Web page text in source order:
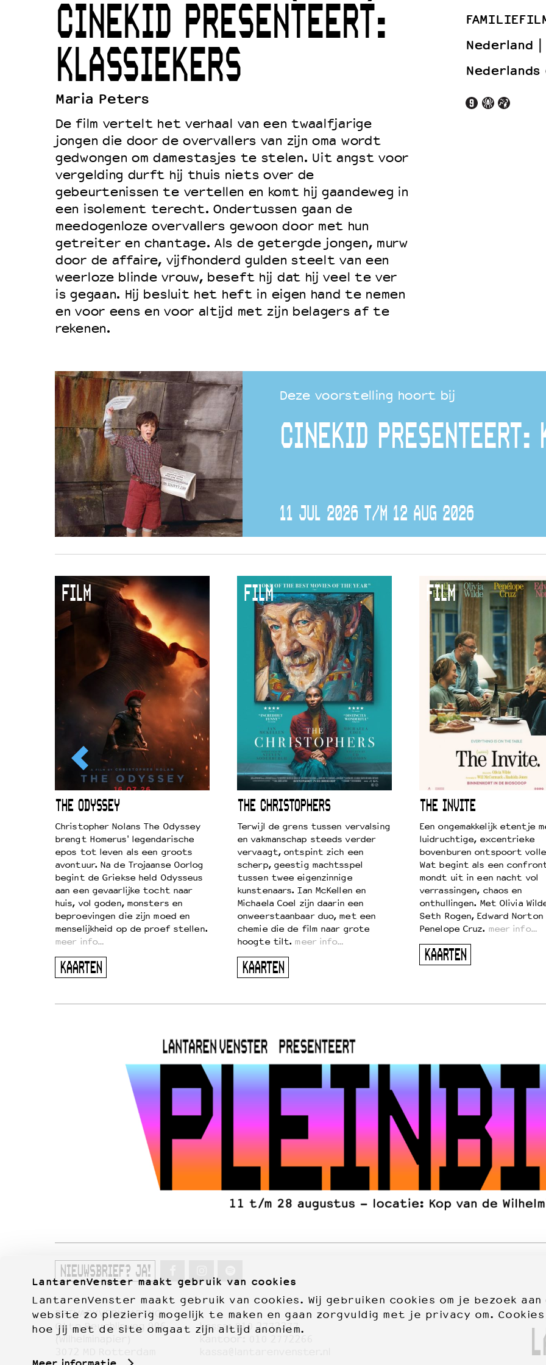
LantarenVenster maakt gebruik van cookies
LantarenVenster maakt gebruik van cookies. Wij gebruiken cookies om je bezoek aan
website zo plezierig mogelijk te maken en gaan zorgvuldig met je privacy om.
hoe jij met de site omgaat zijn altijd anoniem.
Duurzaamheid
Culturele boycot Israël
Ruimte voor artistieke vrijheid – VNPF
CINEKID PRESENTEERT:
KLASSIEKERS
Maria Peters
De film vertelt het verhaal van een twaalfjarige
jongen die door de overvallers van zijn oma wordt
gedwongen om damestasjes te stelen. Uit angst voor
vergelding durft hij thuis niets over de
gebeurtenissen te vertellen en komt hij gaandeweg in
een isolement terecht. Ondertussen gaan de
meedogenloze overvallers gewoon door met hun
getreiter en chantage. Als de getergde jongen, murw
door de affaire, vijfhonderd gulden steelt van een
weerloze blinde vrouw, beseft hij dat hij veel te ver
is gegaan. Hij besluit het heft in eigen hand te nemen
en voor eens en voor altijd met zijn belagers af te
rekenen.
Nederland
Nederlands
Deze voorstelling hoort bij
CINEKID PRESENTEERT:
11 JUL 2026 T/M 12 AUG 2026
FILM
THE ODYSSEY
Christopher Nolans The Odyssey
brengt Homerus' legendarische
epos tot leven als een groots
avontuur. Na de Trojaanse Oorlog
begint de Griekse held Odysseus
aan een gevaarlijke tocht naar
huis, vol goden, monsters en
beproevingen die zijn moed en
menselijkheid op de proef stellen.
meer info…
KAARTEN
FILM
THE CHRISTOPHERS
Terwijl de grens tussen vervalsing
en vakmanschap steeds verder
vervaagt, ontspint zich een
scherp, geestig machtsspel
tussen twee eigenzinnige
kunstenaars. Ian McKellen en
Michaela Coel zijn daarin een
onweerstaanbaar duo, met een
chemie die de film naar grote
hoogte tilt. meer info…
KAARTEN
FILM
THE INVITE
Een ongemakkelijk etentje
luidruchtige, excentrieke
bovenburen ontspoort
Wat begint als een
mondt uit in een nacht vol
verrassingen, chaos en
onthullingen. Met Olivia
Seth Rogen, Edward Norton
Penelope Cruz. meer info…
KAARTEN
NIEUWSBRIEF? JA!
PRIVACYVERKLARING
Otto Reuchlinweg 996
(Wilhelminapier)
kassa:010 2772277
kantoor: